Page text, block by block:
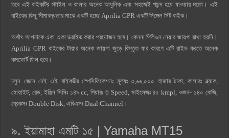
তবে এই বাইকটির স্টাইল ও কালার অনেক আধুনিক এবং সহজেই পছন্দ হয়ে যাওয়ার মতো। এই
বাইকের কিছু সীমাবদ্ধতার মাঝে একটি হচ্ছে Aprilia GPR একটি সিঙ্গেল সিট বাইক।
অর্থাৎ আপনাকে একা একা ড্রাইভ করার প্রয়োজন হবে। কেননা পিলিওন নেয়ার জায়গা রাখা হয়নি।
Aprilia GPR বাইকের টায়ার অনেক জায়গা জুড়ে বিস্তৃত যার কারণে এটি রাইড করতে অনেক
কমফোর্ট ফিল হবে।
চলুন জেনে নেই এই বাইকটির স্পেসিফিকেশনঃ মূল্যঃ ৩,৬৬,০০০ হাজার টাকা, কালারঃ ব্ল্যাক,
হোয়াইট, রেড, ইঞ্জিন সিসিঃ ১৪৯ cc, গিয়ারঃ 6 Speed, মাইলেজঃ ৪৫ kmpl, ওজন- ১৪০ কেজি,
ব্রেকসঃ Double Disk, এবিএসঃ Dual Channel।
৯. ইয়ামাহা এমটি ১৫ | Yamaha MT15